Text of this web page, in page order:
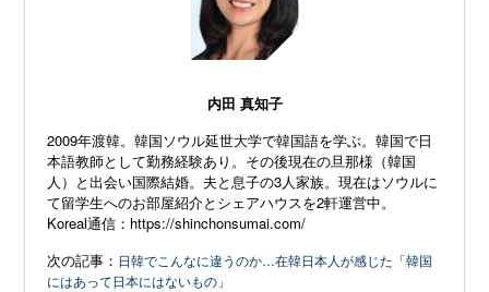
内田 真知子
2009年渡韓。韓国ソウル延世大学で韓国語を学ぶ。韓国で日
本語教師として勤務経験あり。その後現在の旦那様（韓国
人）と出会い国際結婚。夫と息子の3人家族。現在はソウルに
て留学生へのお部屋紹介とシェアハウスを2軒運営中。
Koreal通信： https://shinchonsumai.com/
次の記事： 日韓でこんなに違うのか…在韓日本人が感じた「韓国
にはあって日本にはないもの」